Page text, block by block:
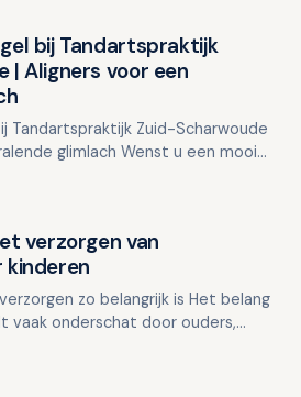
bij Tandartspraktijk
| Aligners voor een
Tandartspraktijk Zuid-Scharwoude
glimlach Wenst u een mooi
verzorgen van
zo belangrijk is Het belang
vaak onderschat door ouders,